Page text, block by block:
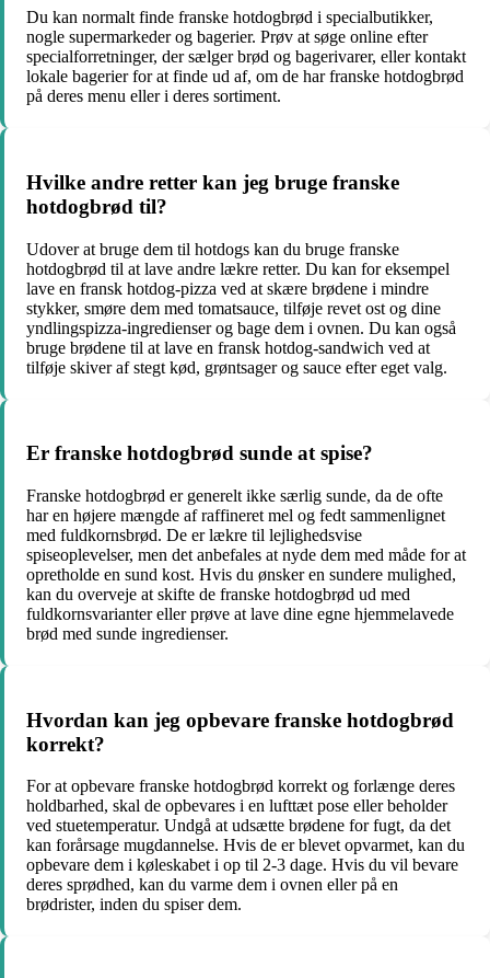
Du kan normalt finde franske hotdogbrød i specialbutikker,
nogle supermarkeder og bagerier. Prøv at søge online efter
specialforretninger, der sælger brød og bagerivarer, eller kontakt
lokale bagerier for at finde ud af, om de har franske hotdogbrød
på deres menu eller i deres sortiment.
Hvilke andre retter kan jeg bruge franske
hotdogbrød til?
Udover at bruge dem til hotdogs kan du bruge franske
hotdogbrød til at lave andre lækre retter. Du kan for eksempel
lave en fransk hotdog-pizza ved at skære brødene i mindre
stykker, smøre dem med tomatsauce, tilføje revet ost og dine
yndlingspizza-ingredienser og bage dem i ovnen. Du kan også
bruge brødene til at lave en fransk hotdog-sandwich ved at
tilføje skiver af stegt kød, grøntsager og sauce efter eget valg.
Er franske hotdogbrød sunde at spise?
Franske hotdogbrød er generelt ikke særlig sunde, da de ofte
har en højere mængde af raffineret mel og fedt sammenlignet
med fuldkornsbrød. De er lækre til lejlighedsvise
spiseoplevelser, men det anbefales at nyde dem med måde for at
opretholde en sund kost. Hvis du ønsker en sundere mulighed,
kan du overveje at skifte de franske hotdogbrød ud med
fuldkornsvarianter eller prøve at lave dine egne hjemmelavede
brød med sunde ingredienser.
Hvordan kan jeg opbevare franske hotdogbrød
korrekt?
For at opbevare franske hotdogbrød korrekt og forlænge deres
holdbarhed, skal de opbevares i en lufttæt pose eller beholder
ved stuetemperatur. Undgå at udsætte brødene for fugt, da det
kan forårsage mugdannelse. Hvis de er blevet opvarmet, kan du
opbevare dem i køleskabet i op til 2-3 dage. Hvis du vil bevare
deres sprødhed, kan du varme dem i ovnen eller på en
brødrister, inden du spiser dem.